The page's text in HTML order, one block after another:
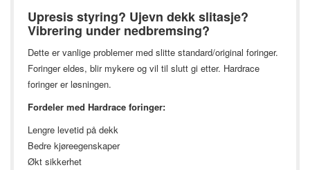
Upresis styring? Ujevn dekk slitasje?
Vibrering under nedbremsing?
Dette er vanlige problemer med slitte standard/original foringer.
Foringer eldes, blir mykere og vil til slutt gi etter. Hardrace
foringer er løsningen.
Fordeler med Hardrace foringer:
Lengre levetid på dekk
Bedre kjøreegenskaper
Økt sikkerhet